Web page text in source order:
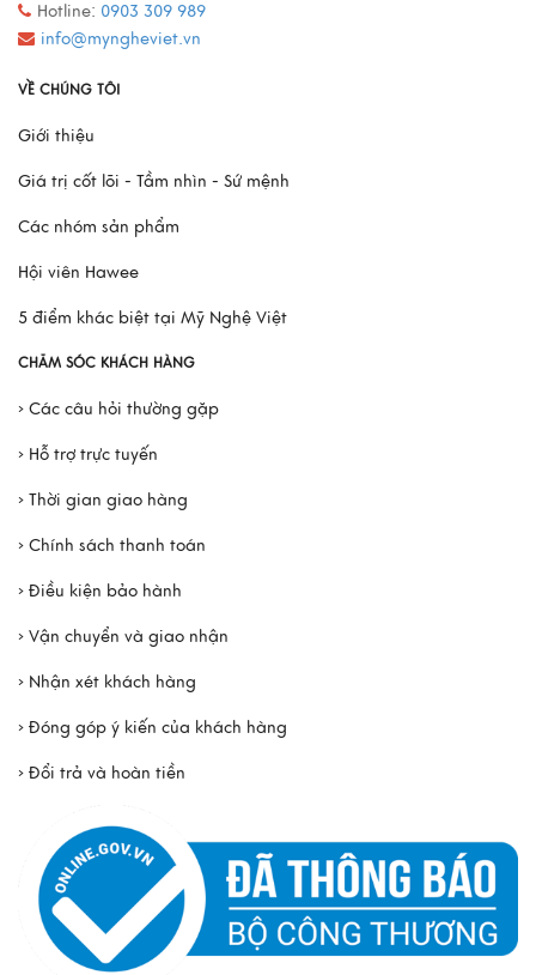
Xem thêm
Hotline: 0903 309 989
info@myngheviet.vn
VỀ CHÚNG TÔI
Giới thiệu
Giá trị cốt lõi - Tầm nhìn - Sứ mệnh
Các nhóm sản phẩm
Hội viên Hawee
5 điểm khác biệt tại Mỹ Nghệ Việt
CHĂM SÓC KHÁCH HÀNG
› Các câu hỏi thường gặp
› Hỗ trợ trực tuyến
› Thời gian giao hàng
› Chính sách thanh toán
› Điều kiện bảo hành
› Vận chuyển và giao nhận
› Nhận xét khách hàng
› Đóng góp ý kiến của khách hàng
› Đổi trả và hoàn tiền